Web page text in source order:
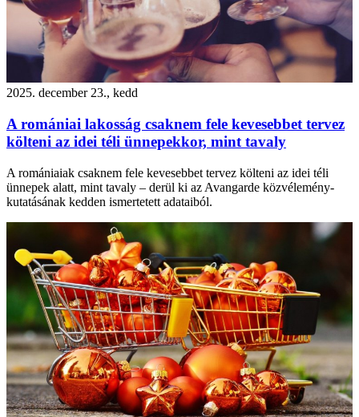
2025. december 23., kedd
A romániai lakosság csaknem fele kevesebbet tervez
költeni az idei téli ünnepekkor, mint tavaly
A romániaiak csaknem fele kevesebbet tervez költeni az idei téli
ünnepek alatt, mint tavaly – derül ki az Avangarde közvélemény-
kutatásának kedden ismertetett adataiból.